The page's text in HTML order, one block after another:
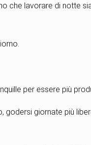
che lavorare di notte
per essere più
godersi giornate più